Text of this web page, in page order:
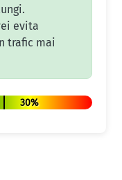
evita
trafic mai
30%